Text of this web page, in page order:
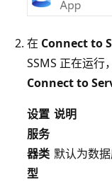
在 Connect to
SSMS 正在运行
Connect to
设置 说明
服务
器类
型
默认为数